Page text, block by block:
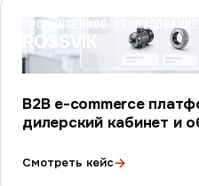
ПРОМЫШЛЕННОЕ ОБОРУДОВАНИЕ
ROSSVIK
B2B e-commerce
дилерский кабинет и
Смотреть кейс→